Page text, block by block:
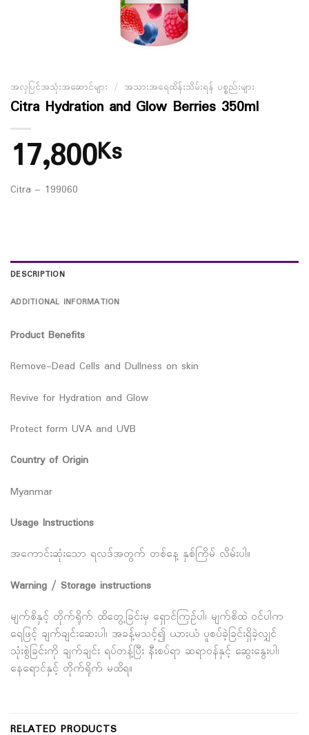
အလှပြင်အသုံးအဆောင်များ / အသားအရေထိန်းသိမ်းရန် ပစ္စည်းများ
Citra Hydration and Glow Berries 350ml
17,800Ks
Citra – 199060
DESCRIPTION
ADDITIONAL INFORMATION
Product Benefits
Remove-Dead Cells and Dullness on skin
Revive for Hydration and Glow
Protect form UVA and UVB
Country of Origin
Myanmar
Usage Instructions
အကောင်းဆုံးသော ရလဒ်အတွက် တစ်နေ့ နှစ်ကြိမ် လိမ်းပါ။
Warning / Storage instructions
မျက်စိနှင့် တိုက်ရိုက် ထိတွေ့ခြင်းမှ ရှောင်ကြဉ်ပါ၊ မျက်စိထဲ ဝင်ပါက
ရေဖြင့် ချက်ချင်းဆေးပါ၊ အခန့်မသင့်၍ ယားယံ ပူစပ်ခဲ့ခြင်းရှိခဲ့လျှင်
သုံးစွဲခြင်းကို ချက်ချင်း ရပ်တန့်ပြီး နီးစပ်ရာ ဆရာဝန်နှင့် ဆွေး‌နွေးပါ၊
နေရောင်နှင့် တိုက်ရိုက် မထိရ။
RELATED PRODUCTS